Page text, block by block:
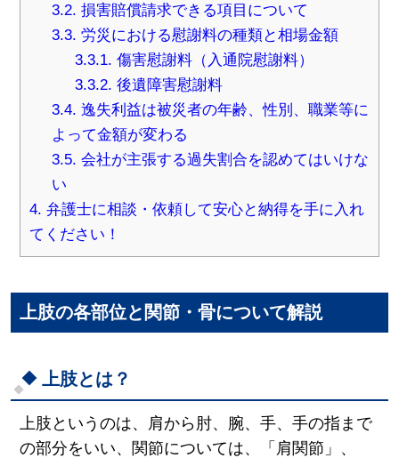
3.2. 損害賠償請求できる項目について
3.3. 労災における慰謝料の種類と相場金額
3.3.1. 傷害慰謝料（入通院慰謝料）
3.3.2. 後遺障害慰謝料
3.4. 逸失利益は被災者の年齢、性別、職業等に
よって金額が変わる
3.5. 会社が主張する過失割合を認めてはいけな
い
4. 弁護士に相談・依頼して安心と納得を手に入れ
てください！
上肢の各部位と関節・骨について解説
上肢とは？
上肢というのは、肩から肘、腕、手、手の指まで
の部分をいい、関節については、「肩関節」、